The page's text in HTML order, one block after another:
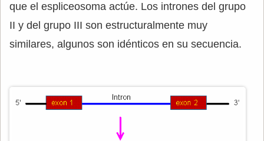
que el espliceosoma actúe. Los intrones del grupo
II y del grupo III son estructuralmente muy
similares, algunos son idénticos en su secuencia.